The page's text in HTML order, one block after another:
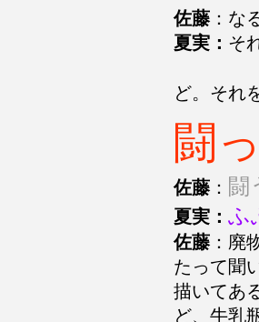
佐藤 ：な
夏実： そ
ど。それ
闘
佐藤 ： 闘
夏実： ふ
佐藤 ：廃
たって聞
描いてあ
ど、牛乳